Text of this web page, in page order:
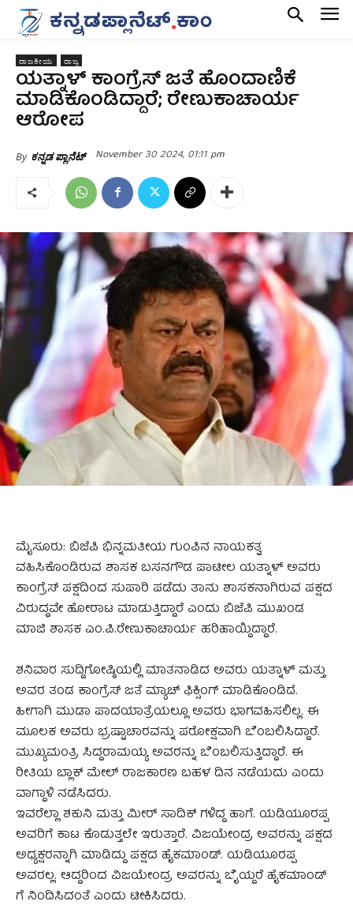
ರಾಜಕೀಯ ರಾಜ್ಯ
ಯತ್ನಾಳ್ ಕಾಂಗ್ರೆಸ್ ಜತೆ ಹೊಂದಾಣಿಕೆ
ಮಾಡಿಕೊಂಡಿದ್ದಾರೆ; ರೇಣುಕಾಚಾರ್ಯ
ಆರೋಪ
By ಕನ್ನಡ ಪ್ಲಾನೆಟ್ November 30 2024, 01:11 pm
ಮೈಸೂರು: ಬಿಜೆಪಿ ಭಿನ್ನಮತೀಯ ಗುಂಪಿನ ನಾಯಕತ್ವ
ವಹಿಸಿಕೊಂಡಿರುವ ಶಾಸಕ ಬಸನಗೌಡ ಪಾಟೀಲ ಯತ್ನಾಳ್ ಅವರು
ಕಾಂಗ್ರೆಸ್ ಪಕ್ಷದಿಂದ ಸುಪಾರಿ ಪಡೆದು ತಾನು ಶಾಸಕನಾಗಿರುವ ಪಕ್ಷದ
ವಿರುದ್ಧವೇ ಹೋರಾಟ ಮಾಡುತ್ತಿದ್ದಾರೆ ಎಂದು ಬಿಜೆಪಿ ಮುಖಂಡ
ಮಾಜಿ ಶಾಸಕ ಎಂ.ಪಿ.ರೇಣುಕಾಚಾರ್ಯ ಹರಿಹಾಯ್ದಿದ್ದಾರೆ.
ಶನಿವಾರ ಸುದ್ದಿಗೋಷ್ಠಿಯಲ್ಲಿ ಮಾತನಾಡಿದ ಅವರು ಯತ್ನಾಳ್ ಮತ್ತು
ಅವರ ತಂಡ ಕಾಂಗ್ರೆಸ್ ಜತೆ ಮ್ಯಾಚ್ ಫಿಕ್ಸಿಂಗ್ ಮಾಡಿಕೊಂಡಿದೆ.
ಹೀಗಾಗಿ ಮುಡಾ ಪಾದಯಾತ್ರೆಯಲ್ಲೂ ಅವರು ಭಾಗವಹಿಸಲಿಲ್ಲ. ಈ
ಮೂಲಕ ಅವರು ಭ್ರಷ್ಟಾಚಾರವನ್ನು ಪರೋಕ್ಷವಾಗಿ ಬೆಂಬಲಿಸಿದ್ದಾರೆ.
ಮುಖ್ಯಮಂತ್ರಿ ಸಿದ್ದರಾಮಯ್ಯ ಅವರನ್ನು ಬೆಂಬಲಿಸುತ್ತಿದ್ದಾರೆ. ಈ
ರೀತಿಯ ಬ್ಲಾಕ್ ಮೇಲ್ ರಾಜಕಾರಣ ಬಹಳ ದಿನ ನಡೆಯದು ಎಂದು
ವಾಗ್ದಾಳಿ ನಡೆಸಿದರು.
ಇವರೆಲ್ಲಾ ಶಕುನಿ ಮತ್ತು ಮೀರ್ ಸಾದಿಕ್ ಗಳಿದ್ದ ಹಾಗೆ. ಯಡಿಯೂರಪ್ಪ
ಅವರಿಗೆ ಕಾಟ ಕೊಡುತ್ತಲೇ ಇರುತ್ತಾರೆ. ವಿಜಯೇಂದ್ರ ಅವರನ್ನು ಪಕ್ಷದ
ಅಧ್ಯಕ್ಷರನ್ನಾಗಿ ಮಾಡಿದ್ದು ಪಕ್ಷದ ಹೈಕಮಾಂಡ್. ಯಡಿಯೂರಪ್ಪ
ಅವರಲ್ಲ. ಆದ್ದರಿಂದ ವಿಜಯೇಂದ್ರ ಅವರನ್ನು ಬೈಯ್ದರೆ ಹೈಕಮಾಂಡ್
ಗೆ ನಿಂದಿಸಿದಂತೆ ಎಂದು ಟೀಕಿಸಿದರು.